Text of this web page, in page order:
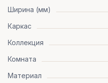
Ширина (мм)
Каркас
Коллекция
Комната
Материал